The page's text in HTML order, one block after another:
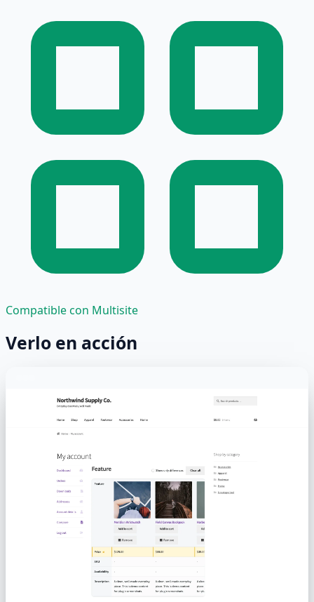
Compatible con Multisite
Verlo en acción